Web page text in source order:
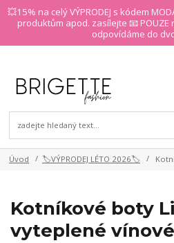
💥15% na celý VÝPRODEJ s kódem
produktům apod. zasílejte 📧
odpovídáme do
Úvod 🏷️VÝPRODEJ LÉTO 2026🏷️
Kotníkové boty
vyteplené vínové